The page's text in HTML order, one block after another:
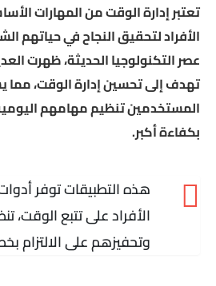
تعتبر إدارة الوقت من المهارات
الأفراد لتحقيق النجاح في حياتهم
عصر التكنولوجيا الحديثة، ظهرت
تهدف إلى تحسين إدارة الوقت،
المستخدمين تنظيم مهامهم
بكفاءة أكبر.
هذه التطبيقات توفر
الأفراد على تتبع الوقت،
وتحفيزهم على الالتزام